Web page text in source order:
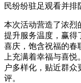
民纷纷驻足观看并排
本次活动营造了浓烈
提升服务温度，赢得
喜庆，饱含祝福的春
上充满着幸福与喜
户多样化，贴近群
评。